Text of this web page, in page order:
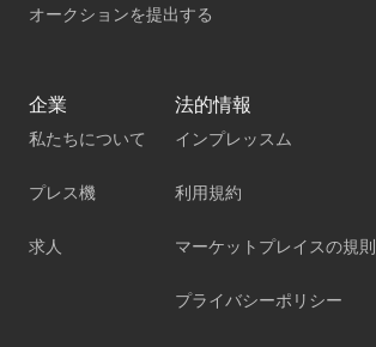
オークションを提出する
企業
私たちについて
プレス機
求人
法的情報
インプレッスム
利用規約
マーケットプレイスの規則
プライバシーポリシー